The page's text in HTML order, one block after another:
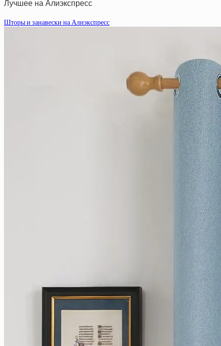
Лучшее на Алиэкспресс
Шторы и занавески на Алиэкспресс